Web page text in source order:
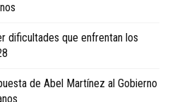
dificultades que enfrentan los
de Abel Martínez al Gobierno